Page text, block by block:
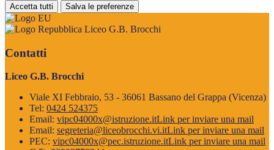
Accetta tutti Salva le preferenze
Liceo G.B. Brocchi
Contatti
Liceo G.B. Brocchi
Viale XI Febbraio, 53 - 36061 Bassano del Grappa (Vicenza)
Tel: 0424 524375
Email: vipc04000x@istruzione.itLink per inviare una mail
Email: segreteria@liceobrocchi.vi.itLink per inviare una mail
PEC: vipc04000x@pec.istruzione.itLink per inviare una mail